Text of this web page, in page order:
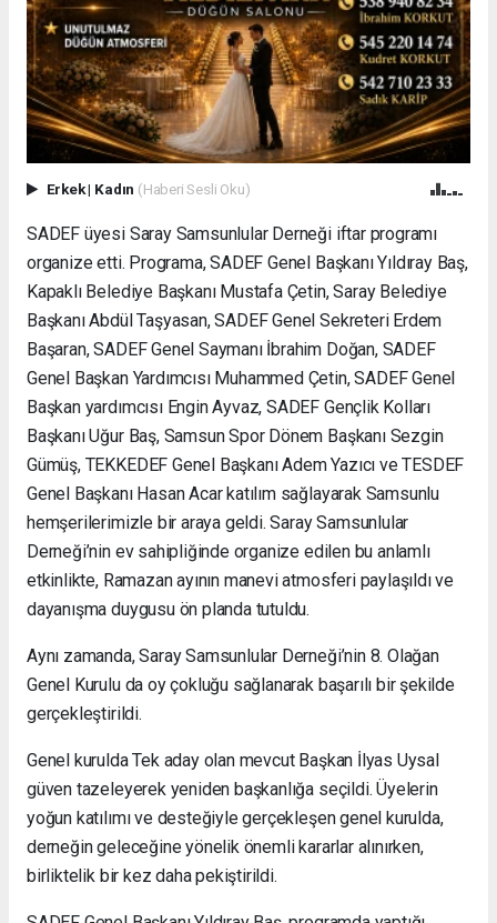
Erkek| Kadın (Haberi Sesli Oku)
SADEF üyesi Saray Samsunlular Derneği iftar programı
organize etti. Programa, SADEF Genel Başkanı Yıldıray Baş,
Kapaklı Belediye Başkanı Mustafa Çetin, Saray Belediye
Başkanı Abdül Taşyasan, SADEF Genel Sekreteri Erdem
Başaran, SADEF Genel Saymanı İbrahim Doğan, SADEF
Genel Başkan Yardımcısı Muhammed Çetin, SADEF Genel
Başkan yardımcısı Engin Ayvaz, SADEF Gençlik Kolları
Başkanı Uğur Baş, Samsun Spor Dönem Başkanı Sezgin
Gümüş, TEKKEDEF Genel Başkanı Adem Yazıcı ve TESDEF
Genel Başkanı Hasan Acar katılım sağlayarak Samsunlu
hemşerilerimizle bir araya geldi. Saray Samsunlular
Derneği’nin ev sahipliğinde organize edilen bu anlamlı
etkinlikte, Ramazan ayının manevi atmosferi paylaşıldı ve
dayanışma duygusu ön planda tutuldu.
Aynı zamanda, Saray Samsunlular Derneği’nin 8. Olağan
Genel Kurulu da oy çokluğu sağlanarak başarılı bir şekilde
gerçekleştirildi.
Genel kurulda Tek aday olan mevcut Başkan İlyas Uysal
güven tazeleyerek yeniden başkanlığa seçildi. Üyelerin
yoğun katılımı ve desteğiyle gerçekleşen genel kurulda,
derneğin geleceğine yönelik önemli kararlar alınırken,
birliktelik bir kez daha pekiştirildi.